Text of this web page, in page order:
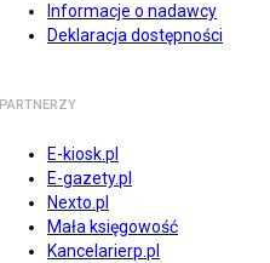
Informacje o nadawcy
Deklaracja dostępności
PARTNERZY
E-kiosk.pl
E-gazety.pl
Nexto.pl
Mała księgowość
Kancelarierp.pl